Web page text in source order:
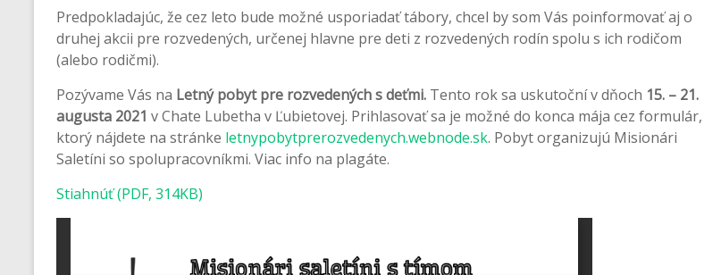
Predpokladajúc, že cez leto bude možné usporiadať tábory, chcel by som Vás poinformovať aj o
druhej akcii pre rozvedených, určenej hlavne pre deti z rozvedených rodín spolu s ich rodičom
(alebo rodičmi).
Pozývame Vás na Letný pobyt pre rozvedených s deťmi. Tento rok sa uskutoční v dňoch 15. – 21.
augusta 2021 v Chate Lubetha v Ľubietovej. Prihlasovať sa je možné do konca mája cez formulár,
ktorý nájdete na stránke letnypobytprerozvedenych.webnode.sk. Pobyt organizujú Misionári
Saletíni so spolupracovníkmi. Viac info na plagáte.
Stiahnúť (PDF, 314KB)